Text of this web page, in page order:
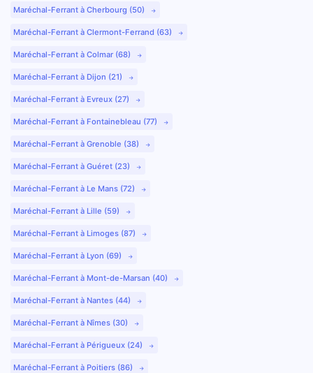
Maréchal-Ferrant à Cherbourg (50)
Maréchal-Ferrant à Clermont-Ferrand (63)
Maréchal-Ferrant à Colmar (68)
Maréchal-Ferrant à Dijon (21)
Maréchal-Ferrant à Evreux (27)
Maréchal-Ferrant à Fontainebleau (77)
Maréchal-Ferrant à Grenoble (38)
Maréchal-Ferrant à Guéret (23)
Maréchal-Ferrant à Le Mans (72)
Maréchal-Ferrant à Lille (59)
Maréchal-Ferrant à Limoges (87)
Maréchal-Ferrant à Lyon (69)
Maréchal-Ferrant à Mont-de-Marsan (40)
Maréchal-Ferrant à Nantes (44)
Maréchal-Ferrant à Nîmes (30)
Maréchal-Ferrant à Périgueux (24)
Maréchal-Ferrant à Poitiers (86)